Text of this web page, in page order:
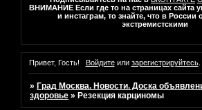
ВНИМАНИЕ Если где то на страницах сайта
и инстаграм, то знайте, что в России
экстремистскими
Привет, Гость! Войдитеили зарегистрируйтесь.
» Град Москва. Новости. Доска
здоровье » Резекция карциномы